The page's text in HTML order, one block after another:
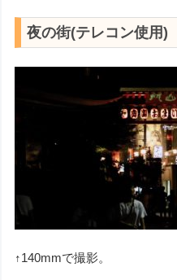
夜の街(テレコン使用)
↑140mmで撮影。